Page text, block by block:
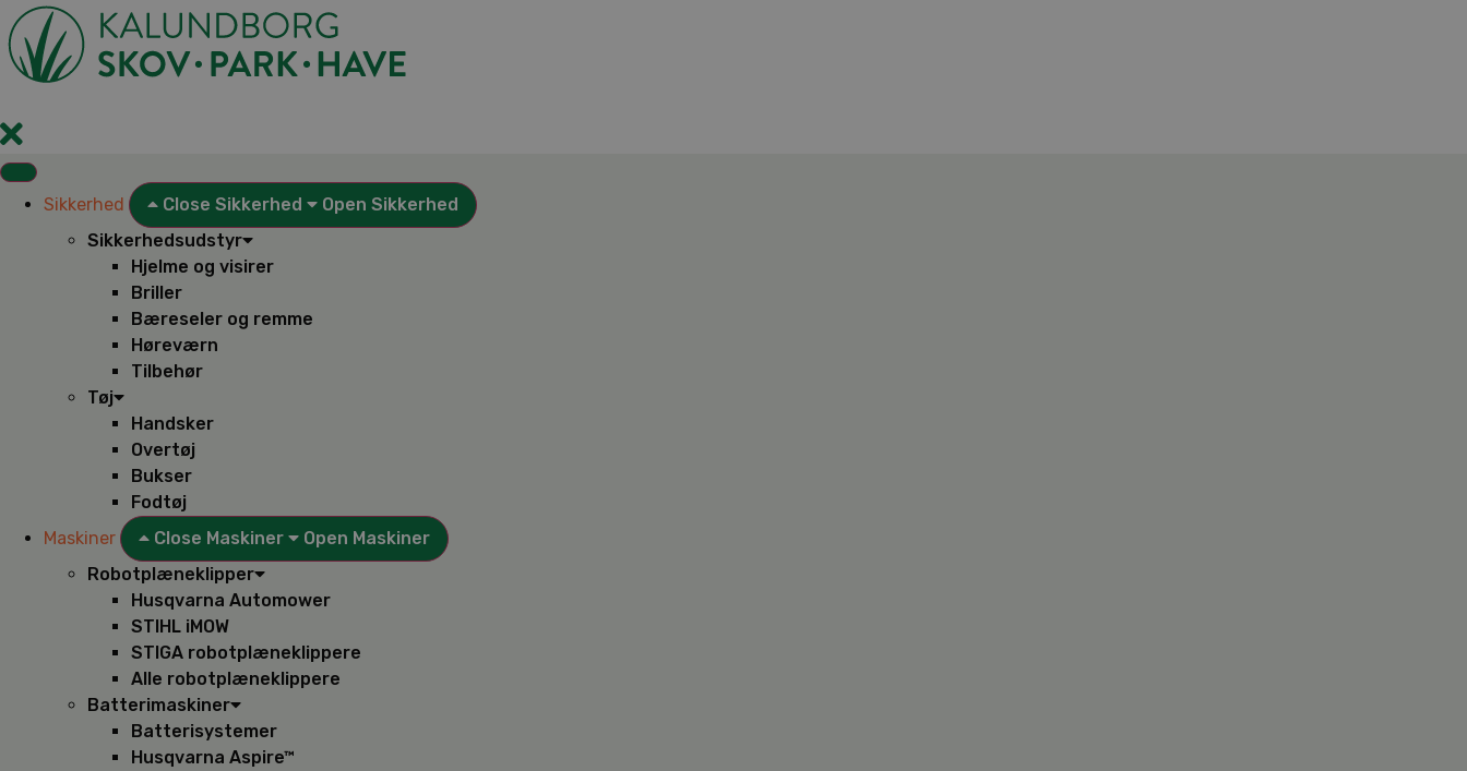
Videre
til
indhold
Sikkerhed Close Sikkerhed
Open Sikkerhed
Sikkerhedsudstyr
Hjelme og visirer
Briller
Bæreseler og remme
Høreværn
Tilbehør
Tøj
Handsker
Overtøj
Bukser
Fodtøj
Maskiner
Close Maskiner
Open Maskiner
Robotplæneklipper
Husqvarna Automower
STIHL iMOW
STIGA robotplæneklippere
Alle robotplæneklippere
Batterimaskiner
Batterisystemer
Husqvarna Aspire™